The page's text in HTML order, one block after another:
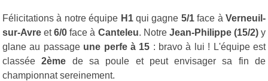
Félicitations à notre équipe H1qui gagne 5/1face àVerneuil-
sur-Avre et6/0 face à Canteleu. Notre Jean-Philippe (15/2)y
glane au passage une perfe à 15 : bravo à lui ! L'équipe est
classée2ème de sa poule et peut envisager sa fin de
championnat sereinement.